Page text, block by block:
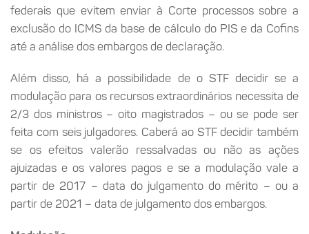
federais que evitem enviar à Corte processos sobre a
exclusão do ICMS da base de cálculo do PIS e da Cofins
até a análise dos embargos de declaração.
Além disso, há a possibilidade de o STF decidir se a
modulação para os recursos extraordinários necessita de
2/3 dos ministros – oito magistrados – ou se pode ser
feita com seis julgadores. Caberá ao STF decidir também
se os efeitos valerão ressalvadas ou não as ações
ajuizadas e os valores pagos e se a modulação vale a
partir de 2017 – data do julgamento do mérito – ou a
partir de 2021 – data de julgamento dos embargos.